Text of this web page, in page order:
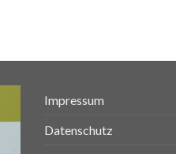
Impressum
Datenschutz